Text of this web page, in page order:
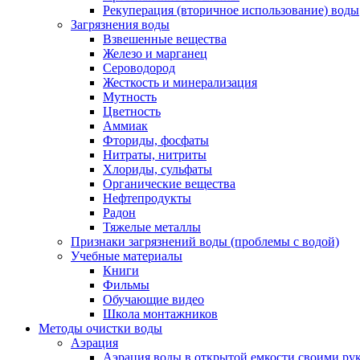
Рекуперация (вторичное использование) воды
Загрязнения воды
Взвешенные вещества
Железо и марганец
Сероводород
Жесткость и минерализация
Мутность
Цветность
Аммиак
Фториды, фосфаты
Нитраты, нитриты
Хлориды, сульфаты
Органические вещества
Нефтепродукты
Радон
Тяжелые металлы
Признаки загрязнений воды (проблемы с водой)
Учебные материалы
Книги
Фильмы
Обучающие видео
Школа монтажников
Методы очистки воды
Аэрация